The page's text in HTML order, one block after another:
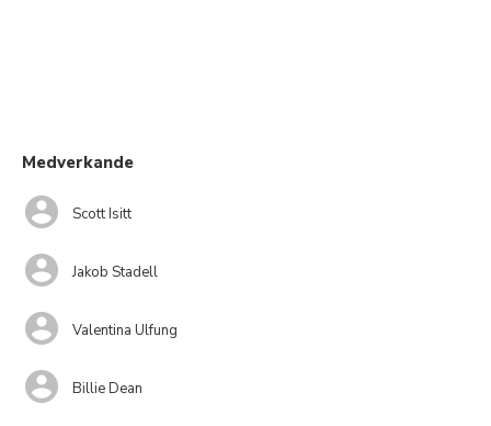
Medverkande
Scott Isitt
Jakob Stadell
Valentina Ulfung
Billie Dean